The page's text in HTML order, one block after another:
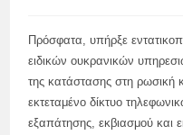
Πρόσφατα, υπήρξε
ειδικών ουκρανικών
της κατάστασης στη ρωσική
εκτεταμένο δίκτυο
εξαπάτησης, εκβιασμού και